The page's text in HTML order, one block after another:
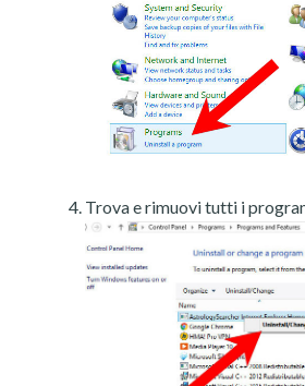
Trova e rimuovi tutti i